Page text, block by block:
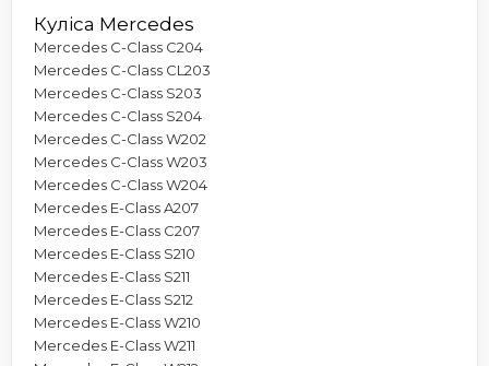
Куліса Mercedes
Mercedes C-Class C204
Mercedes C-Class CL203
Mercedes C-Class S203
Mercedes C-Class S204
Mercedes C-Class W202
Mercedes C-Class W203
Mercedes C-Class W204
Mercedes E-Class A207
Mercedes E-Class C207
Mercedes E-Class S210
Mercedes E-Class S211
Mercedes E-Class S212
Mercedes E-Class W210
Mercedes E-Class W211